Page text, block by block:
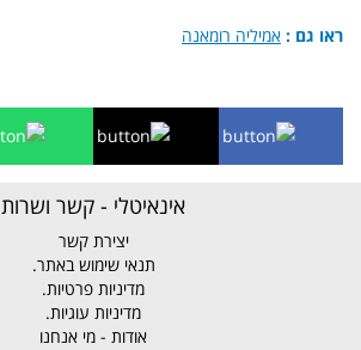
ראו גם : אמיליה רומאנה
אינאיטלי - קשר ושרות
יצירת קשר
תנאי שימוש באתר.
מדיניות פרטיות.
מדיניות עוגיות.
אודות - מי אנחנו